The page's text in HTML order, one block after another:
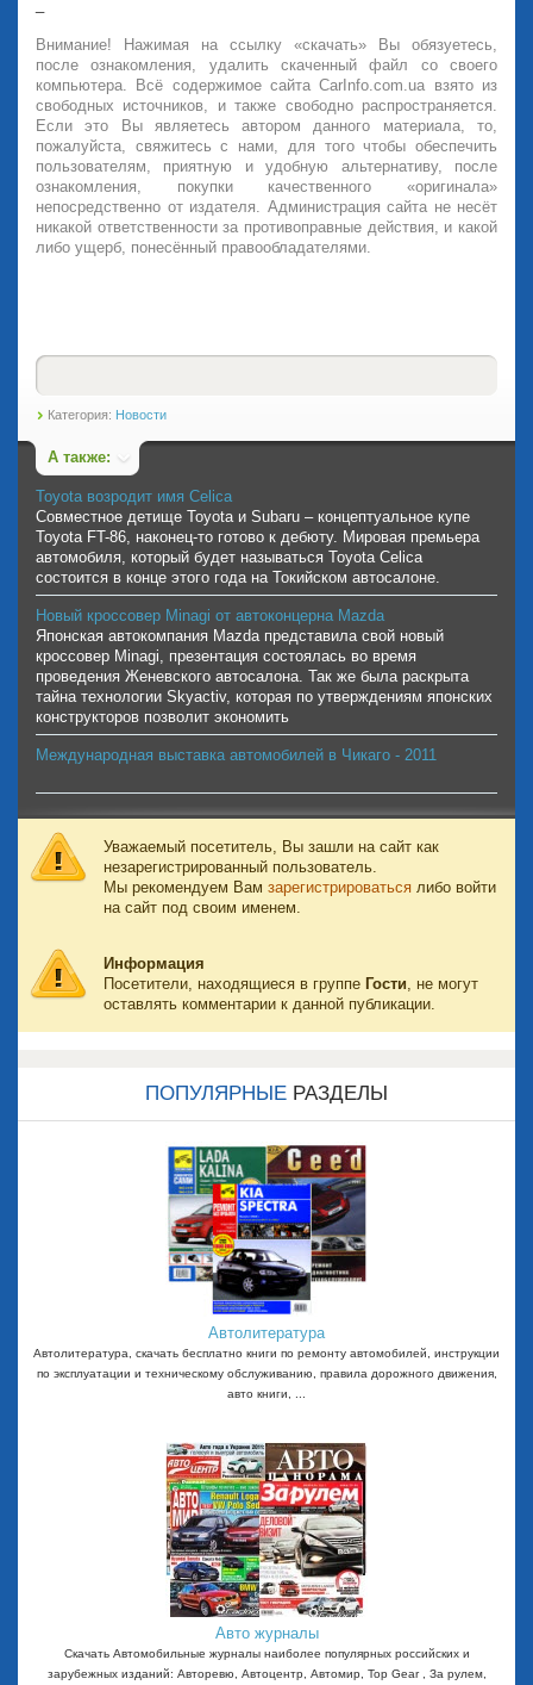
Внимание! Нажимая на ссылку «скачать» Вы обязуетесь,
после ознакомления, удалить скаченный файл со своего
компьютера. Всё содержимое сайта CarInfo.com.ua взято из
свободных источников, и также свободно распространяется.
Если это Вы являетесь автором данного материала, то,
пожалуйста, свяжитесь с нами, для того чтобы обеспечить
пользователям, приятную и удобную альтернативу, после
ознакомления, покупки качественного «оригинала»
непосредственно от издателя. Администрация сайта не несёт
никакой ответственности за противоправные действия, и какой
либо ущерб, понесённый правообладателями.
Категория: Новости
А также:
Toyota возродит имя Celica
Совместное детище Toyota и Subaru – концептуальное купе
Toyota FT-86, наконец-то готово к дебюту. Мировая премьера
автомобиля, который будет называться Toyota Celica
состоится в конце этого года на Токийском автосалоне.
Новый кроссовер Minagi от автоконцерна Mazda
Японская автокомпания Mazda представила свой новый
кроссовер Minagi, презентация состоялась во время
проведения Женевского автосалона. Так же была раскрыта
тайна технологии Skyactiv, которая по утверждениям японских
конструкторов позволит экономить
Международная выставка автомобилей в Чикаго - 2011
Уважаемый посетитель, Вы зашли на сайт как
незарегистрированный пользователь.
Мы рекомендуем Вам зарегистрироваться либо войти
на сайт под своим именем.
Информация
Посетители, находящиеся в группе Гости , не могут
оставлять комментарии к данной публикации.
ПОПУЛЯРНЫЕ РАЗДЕЛЫ
Автолитература
Автолитература, скачать бесплатно книги по ремонту автомобилей, инструкции
по эксплуатации и техническому обслуживанию, правила дорожного движения,
авто книги, ...
Авто журналы
Скачать Автомобильные журналы наиболее популярных российских и
зарубежных изданий: Авторевю, Автоцентр, Автомир, Top Gear , За рулем,